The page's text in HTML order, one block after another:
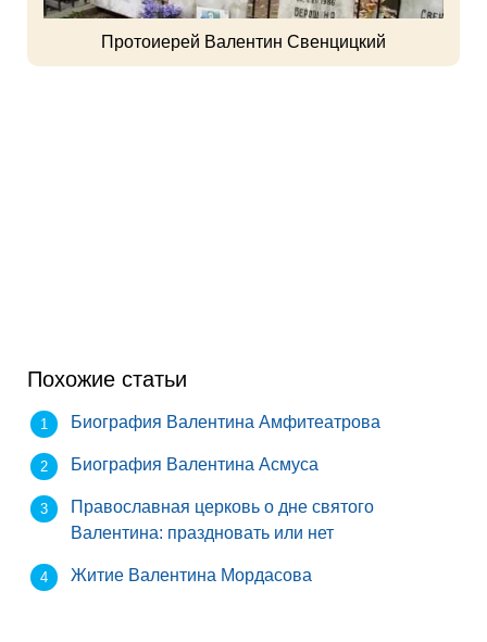
Протоиерей Валентин Свенцицкий
Похожие статьи
Биография Валентина Амфитеатрова
Биография Валентина Асмуса
Православная церковь о дне святого
Валентина: праздновать или нет
Житие Валентина Мордасова